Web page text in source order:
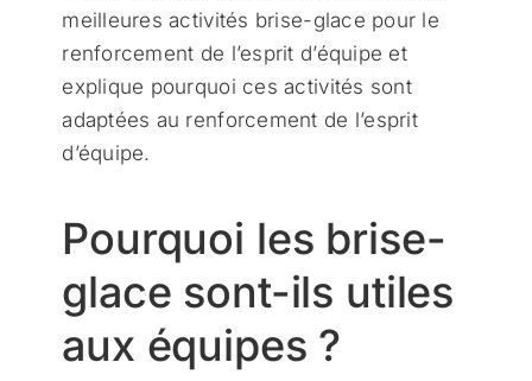
meilleures activités brise-glace pour le
renforcement de l’esprit d’équipe et
explique pourquoi ces activités sont
adaptées au renforcement de l’esprit
d’équipe.
Pourquoi les brise-
glace sont-ils utiles
aux équipes ?